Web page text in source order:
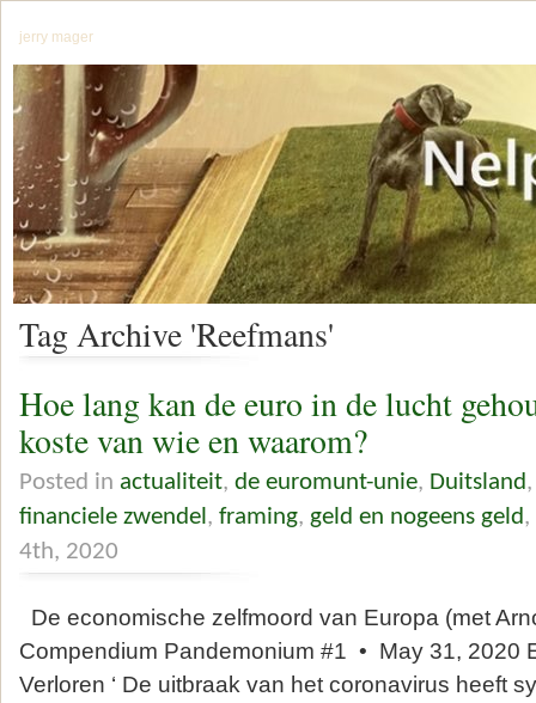
jerry mager
Tag Archive 'Reefmans'
Hoe lang kan de euro in de lucht
koste van wie en waarom?
Posted in actualiteit, de euromunt-unie, Duitsland
financiele zwendel , framing, geld en nogeens geld,
4th, 2020
De economische zelfmoord van Europa (met
Compendium Pandemonium #1 • May 31, 2020
Verloren ‘ De uitbraak van het coronavirus heeft